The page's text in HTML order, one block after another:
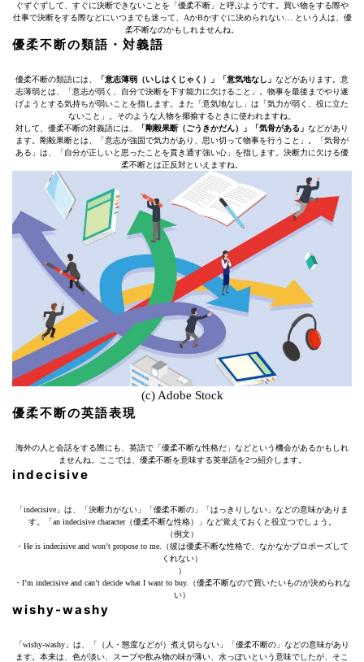
ぐずぐずして、すぐに決断できないことを「優柔不断」と呼ぶようです。買い物をする際や
仕事で決断をする際などにいつまでも迷って、AかBかすぐに決められない… という人は、優
柔不断なのかもしれませんね。
優柔不断の類語・対義語
優柔不断の類語には、 「意志薄弱（いしはくじゃく）」「意気地なし」 などがあります。意
志薄弱とは、「意志が弱く、自分で決断を下す能力に欠けること」。物事を最後までやり遂
げようとする気持ちが弱いことを指します。また「意気地なし」は「気力が弱く、役に立た
ないこと」。そのような人物を揶揄するときに使われますね。
対して、優柔不断の対義語には、
「剛毅果断（ごうきかだん）」「気骨がある」 などがあり
ます。剛毅果断とは、「意志が強固で気力があり、思い切って物事を行うこと」。「気骨が
ある」は、「自分が正しいと思ったことを貫き通す強い心」を指します。決断力に欠ける優
柔不断とは正反対といえますね。
(c) Adobe Stock
優柔不断の英語表現
海外の人と会話をする際にも、英語で「優柔不断な性格だ」などという機会があるかもしれ
ませんね。ここでは、優柔不断を意味する英単語を2つ紹介します。
indecisive
「indecisive」は、「決断力がない」「優柔不断の」「はっきりしない」などの意味がありま
す。「an indecisive character（優柔不断な性格）」など覚えておくと役立つでしょう。
（例文）
・He is indecisive and won’t propose to me.（彼は優柔不断な性格で、なかなかプロポーズして
くれない）
）
・I’m indecisive and can’t decide what I want to buy.（優柔不断なので買いたいものが決められな
い）
wishy-washy
「wishy-washy」は、「（人・態度などが）煮え切らない」「優柔不断の」などの意味があり
ます。本来は、色が淡い、スープや飲み物の味が薄い、水っぽいという意味でしたが、そこ